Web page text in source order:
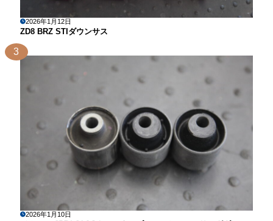
2026年1月12日
ZD8 BRZ STIダウンサス
3
2026年1月10日